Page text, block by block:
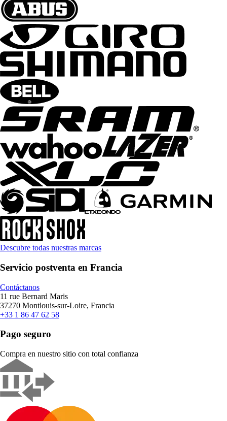
Descubre todas nuestras marcas
Servicio postventa en Francia
Contáctanos
11 rue Bernard Maris
37270 Montlouis-sur-Loire, Francia
+33 1 86 47 62 58
Pago seguro
Compra en nuestro sitio con total confianza